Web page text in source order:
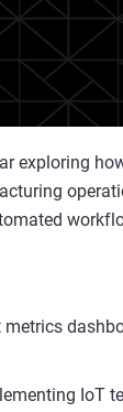
exploring
metrics
IoT